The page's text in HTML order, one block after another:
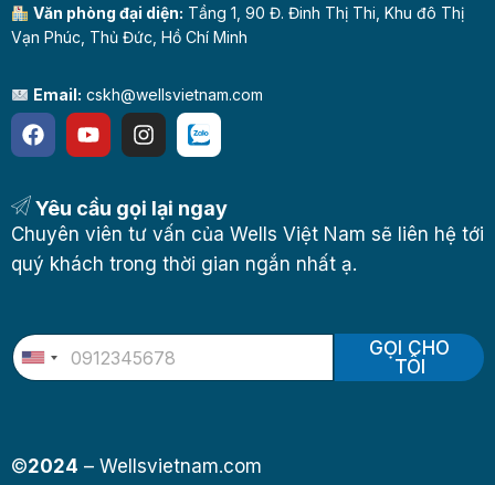
Văn phòng đại diện: Tầng 1, 90 Đ. Đinh Thị Thi, Khu đô Thị
Vạn Phúc, Thủ Đức, Hồ Chí Minh
Email: cskh@wellsvietnam.com
Yêu cầu gọi lại ngay
Chuyên viên tư vấn của Wells Việt Nam sẽ liên hệ tới
quý khách trong thời gian ngắn nhất ạ.
U
n
d
S
GỌI CHO
TÔI
©2024 – Wellsvietnam.com